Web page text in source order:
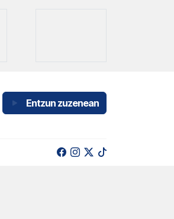
Entzun zuzenean